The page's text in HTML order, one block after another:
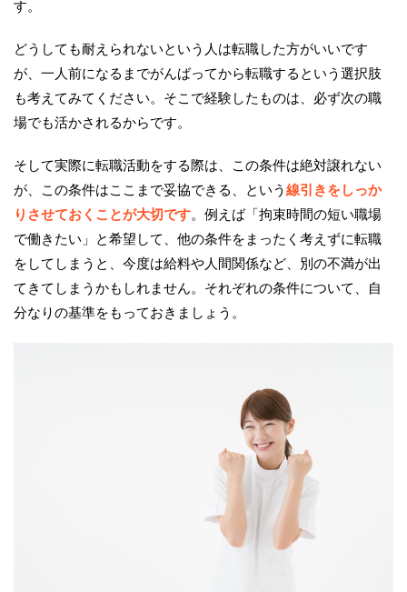
す。
どうしても耐えられないという人は転職した方がいいです
が、一人前になるまでがんばってから転職するという選択肢
も考えてみてください。そこで経験したものは、必ず次の職
場でも活かされるからです。
そして実際に転職活動をする際は、この条件は絶対譲れない
が、この条件はここまで妥協できる、という 線引きをしっか
りさせておくことが大切です。例えば「拘束時間の短い職場
で働きたい」と希望して、他の条件をまったく考えずに転職
をしてしまうと、今度は給料や人間関係など、別の不満が出
てきてしまうかもしれません。それぞれの条件について、自
分なりの基準をもっておきましょう。